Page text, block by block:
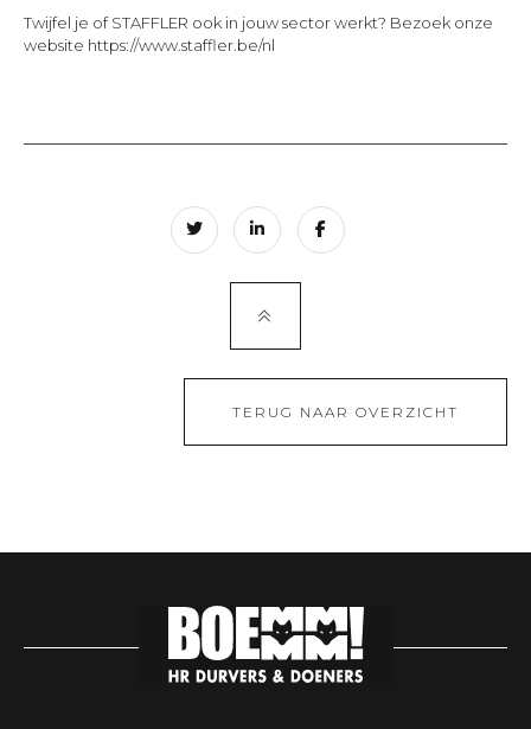
Twijfel je of STAFFLER ook in jouw sector werkt? Bezoek onze
website https://www.staffler.be/nl
TERUG NAAR OVERZICHT